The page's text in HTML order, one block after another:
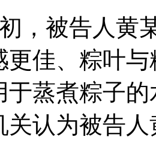
，被告人黄
更佳、粽叶
于蒸煮粽子
关认为被告